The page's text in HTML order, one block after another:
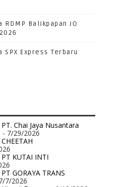
RDMP Balikpapan JO
SPX Express Terbaru
Chai Jaya Nusantara
- 7/29/2026
KUTAI INTI
GORAYA TRANS
7/2026